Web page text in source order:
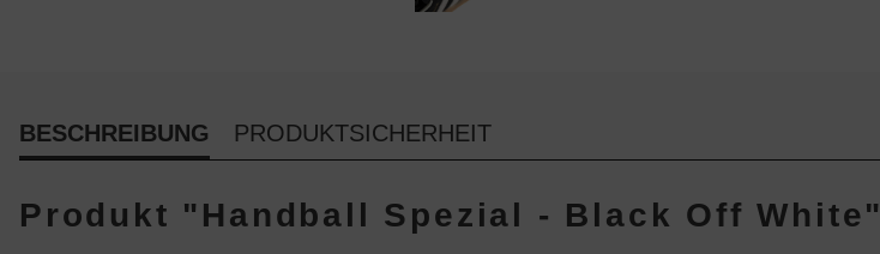
BESCHREIBUNG PRODUKTSICHERHEIT
Produkt "Handball Spezial - Black Off White"